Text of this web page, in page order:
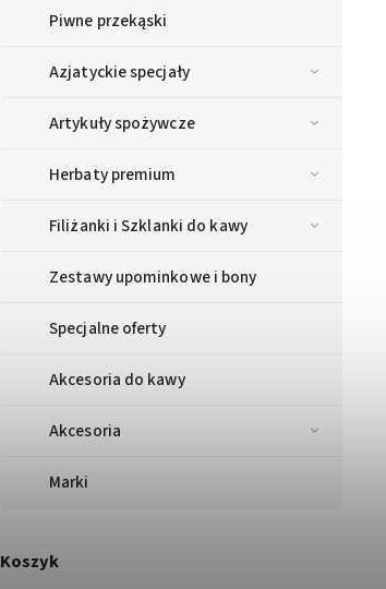
Piwne przekąski
Azjatyckie specjały
Artykuły spożywcze
Herbaty premium
Filiżanki i Szklanki do kawy
Zestawy upominkowe i bony
Specjalne oferty
Akcesoria do kawy
Akcesoria
Marki
Koszyk